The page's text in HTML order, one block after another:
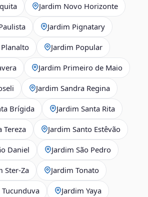
Jardim Novo Horizonte
Jardim Pignatary
Jardim Popular
Jardim Primeiro de Maio
Jardim Sandra Regina
Brígida Jardim Santa Rita
Tereza Jardim Santo Estêvão
Daniel Jardim São Pedro
Ster‑Za Jardim Tonato
Tucunduva Jardim Yaya